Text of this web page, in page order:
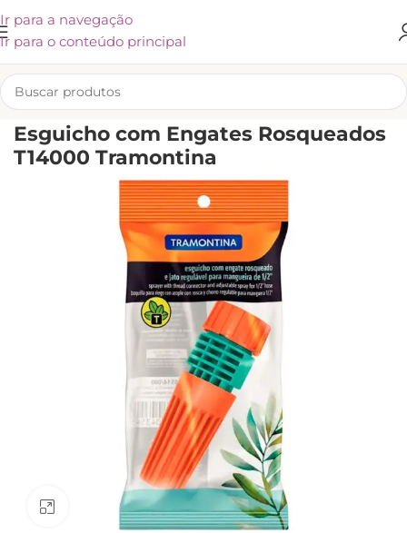
Ir para a navegação
Ir para o conteúdo principal
INÍCIO/UTENSÍLIOS E ACESSÓRIOS/OUTROS PRODUTOS
Esguicho com Engates Rosqueados
T14000 Tramontina
Clique para ampliar